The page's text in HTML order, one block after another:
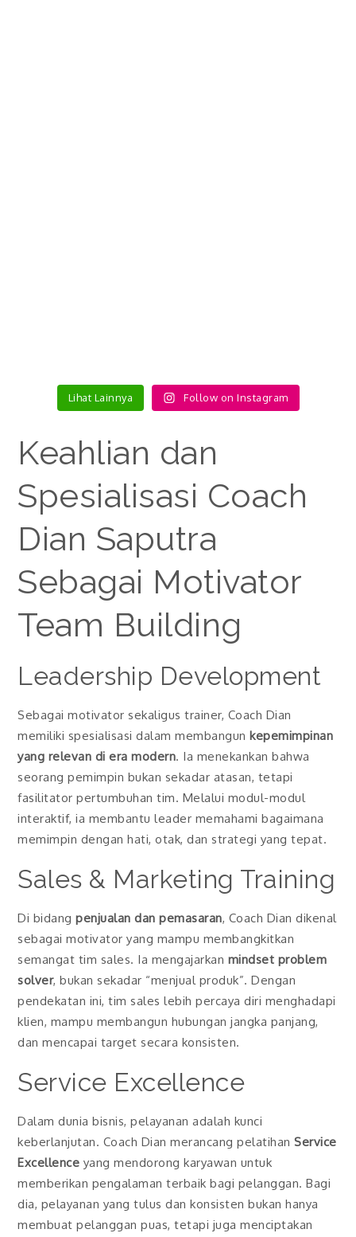
Lihat Lainnya Follow on Instagram
Keahlian dan
Spesialisasi Coach
Dian Saputra
Sebagai Motivator
Team Building
Leadership Development
Sebagai motivator sekaligus trainer, Coach Dian
memiliki spesialisasi dalam membangunkepemimpinan
yang relevan di era modern. Ia menekankan bahwa
seorang pemimpin bukan sekadar atasan, tetapi
fasilitator pertumbuhan tim. Melalui modul-modul
interaktif, ia membantu leader memahami bagaimana
memimpin dengan hati, otak, dan strategi yang tepat.
Sales & Marketing Training
Di bidangpenjualan dan pemasaran, Coach Dian dikenal
sebagai motivator yang mampu membangkitkan
semangat tim sales. Ia mengajarkan mindset problem
solver, bukan sekadar “menjual produk”. Dengan
pendekatan ini, tim sales lebih percaya diri menghadapi
klien, mampu membangun hubungan jangka panjang,
dan mencapai target secara konsisten.
Service Excellence
Dalam dunia bisnis, pelayanan adalah kunci
keberlanjutan. Coach Dian merancang pelatihanService
Excellence yang mendorong karyawan untuk
memberikan pengalaman terbaik bagi pelanggan. Bagi
dia, pelayanan yang tulus dan konsisten bukan hanya
membuat pelanggan puas, tetapi juga menciptakan